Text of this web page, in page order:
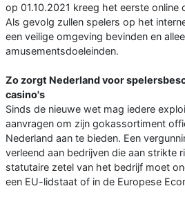
op 01.10.2021 kreeg het eerste online
Als gevolg zullen spelers op het
een veilige omgeving bevinden en
amusementsdoeleinden.
Zo zorgt Nederland voor
casino's
Sinds de nieuwe wet mag iedere
aanvragen om zijn gokassortiment
Nederland aan te bieden. Een
verleend aan bedrijven die aan strikte
statutaire zetel van het bedrijf moet
een EU-lidstaat of in de Europese